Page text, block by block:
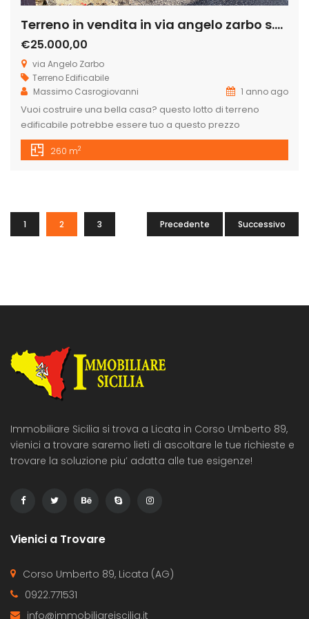
Terreno in vendita in via angelo zarbo s.n.c
€25.000,00
via Angelo Zarbo
Terreno Edificabile
Massimo Casrogiovanni
1 anno ago
Vuoi costruire una bella casa? questo lotto di terreno
edificabile potrebbe essere tuo a questo prezzo
eccezionale, al di sotto del valore di mercato. Il lotto è di
260 mq, ma 60 mq sono destinati a strada, quindi
260 m2
Precedente
1 2 3 Successivo
Immobiliare Sicilia si trova a Licata in Corso Umberto 89,
vienici a trovare saremo lieti di ascoltare le tue richieste e
trovare la soluzione piu’ adatta alle tue esigenze!
Vienici a Trovare
Corso Umberto 89, Licata (AG)
0922.771531
info@immobiliareiscilia.it